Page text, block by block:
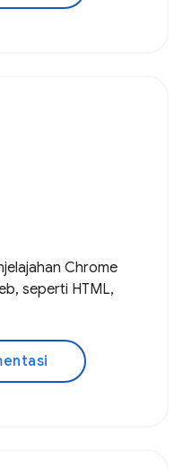
Chrome
seperti HTML,